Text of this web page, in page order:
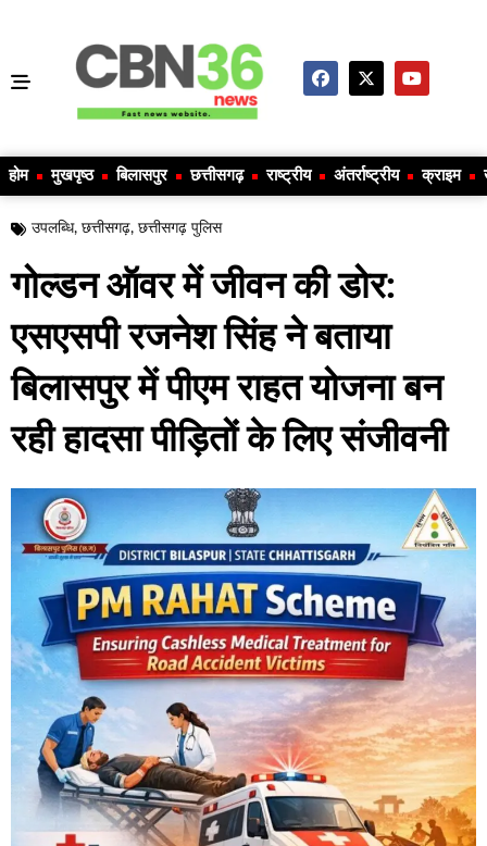
होम मुखपृष्ठ बिलासपुर छत्तीसगढ़ राष्ट्रीय अंतर्राष्ट्रीय क्राइम
उपलब्धि, छत्तीसगढ़, छत्तीसगढ़ पुलिस
गोल्डन ऑवर में जीवन की डोर:
एसएसपी रजनेश सिंह ने बताया
बिलासपुर में पीएम राहत योजना बन
रही हादसा पीड़ितों के लिए संजीवनी